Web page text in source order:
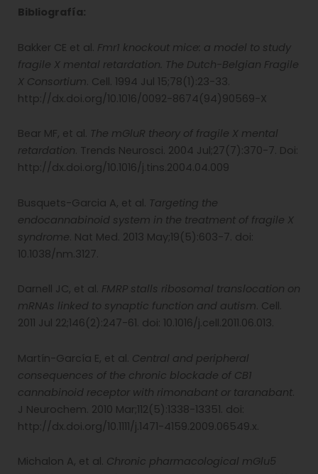
Bibliografía:
Bakker CE et al. Fmr1 knockout mice: a model to study
fragile X mental retardation. The Dutch-Belgian Fragile
X Consortium. Cell. 1994 Jul 15;78(1):23-33.
http://dx.doi.org/10.1016/0092-8674(94)90569-X
Bear MF, et al. The mGluR theory of fragile X mental
retardation. Trends Neurosci. 2004 Jul;27(7):370-7. Doi:
http://dx.doi.org/10.1016/j.tins.2004.04.009
Busquets-Garcia A, et al. Targeting the
endocannabinoid system in the treatment of fragile X
syndrome. Nat Med. 2013 May;19(5):603-7. doi:
10.1038/nm.3127.
Darnell JC, et al. FMRP stalls ribosomal translocation on
mRNAs linked to synaptic function and autism. Cell.
2011 Jul 22;146(2):247-61. doi: 10.1016/j.cell.2011.06.013.
Martín-García E, et al. Central and peripheral
consequences of the chronic blockade of CB1
cannabinoid receptor with rimonabant or taranabant.
J Neurochem. 2010 Mar;112(5):1338-13351. doi:
http://dx.doi.org/10.1111/j.1471-4159.2009.06549.x.
Michalon A, et al. Chronic pharmacological mGlu5